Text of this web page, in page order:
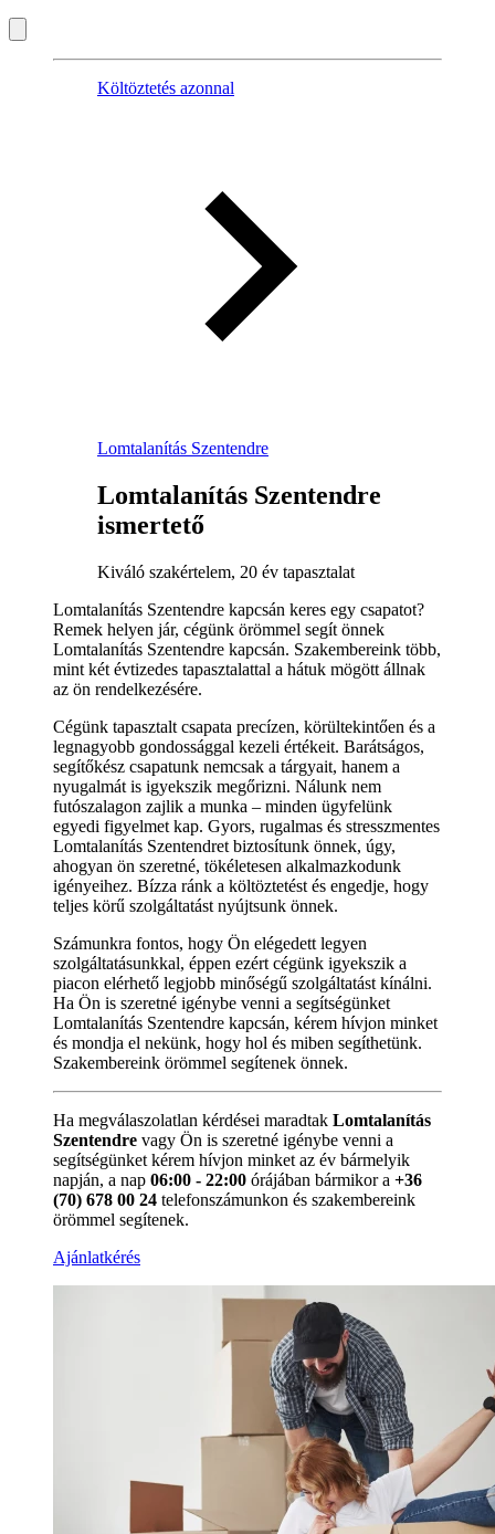
Költöztetés azonnal
Lomtalanítás Szentendre
Lomtalanítás Szentendre
ismertető
Kiváló szakértelem, 20 év tapasztalat
Lomtalanítás Szentendre kapcsán keres egy csapatot?
Remek helyen jár, cégünk örömmel segít önnek
Lomtalanítás Szentendre kapcsán. Szakembereink több,
mint két évtizedes tapasztalattal a hátuk mögött állnak
az ön rendelkezésére.
Cégünk tapasztalt csapata precízen, körültekintően és a
legnagyobb gondossággal kezeli értékeit. Barátságos,
segítőkész csapatunk nemcsak a tárgyait, hanem a
nyugalmát is igyekszik megőrizni. Nálunk nem
futószalagon zajlik a munka – minden ügyfelünk
egyedi figyelmet kap. Gyors, rugalmas és stresszmentes
Lomtalanítás Szentendret biztosítunk önnek, úgy,
ahogyan ön szeretné, tökéletesen alkalmazkodunk
igényeihez. Bízza ránk a költöztetést és engedje, hogy
teljes körű szolgáltatást nyújtsunk önnek.
Számunkra fontos, hogy Ön elégedett legyen
szolgáltatásunkkal, éppen ezért cégünk igyekszik a
piacon elérhető legjobb minőségű szolgáltatást kínálni.
Ha Ön is szeretné igénybe venni a segítségünket
Lomtalanítás Szentendre kapcsán, kérem hívjon minket
és mondja el nekünk, hogy hol és miben segíthetünk.
Szakembereink örömmel segítenek önnek.
Ha megválaszolatlan kérdései maradtak Lomtalanítás
Szentendre vagy Ön is szeretné igénybe venni a
segítségünket kérem hívjon minket az év bármelyik
napján, a nap 06:00 - 22:00 órájában bármikor a +36
(70) 678 00 24 telefonszámunkon és szakembereink
örömmel segítenek.
Ajánlatkérés